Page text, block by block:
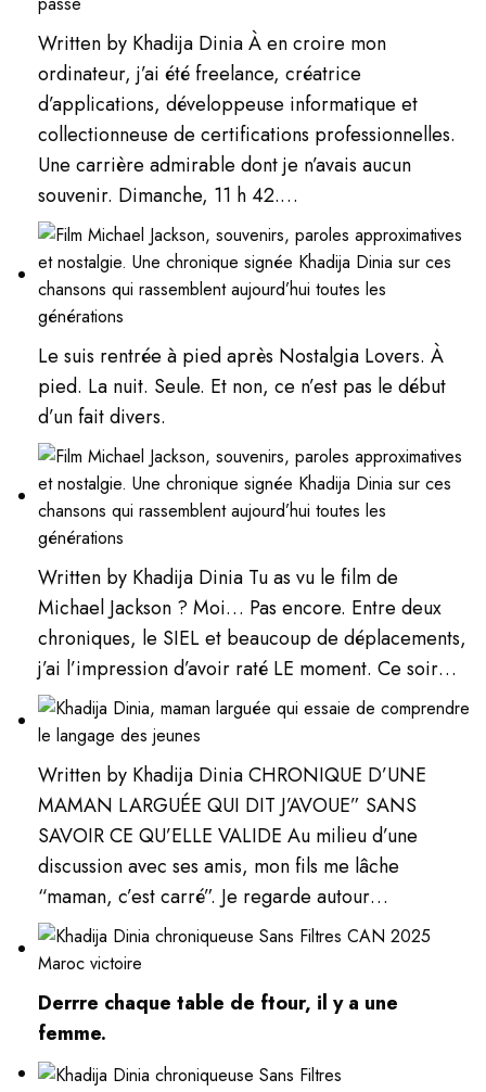
Written by Khadija Dinia À en croire mon
ordinateur, j’ai été freelance, créatrice
d’applications, développeuse informatique et
collectionneuse de certifications professionnelles.
Une carrière admirable dont je n’avais aucun
souvenir. Dimanche, 11 h 42.…
Le suis rentrée à pied après Nostalgia Lovers. À
pied. La nuit. Seule. Et non, ce n’est pas le début
d’un fait divers.
Written by Khadija Dinia Tu as vu le film de
Michael Jackson ? Moi… Pas encore. Entre deux
chroniques, le SIEL et beaucoup de déplacements,
j’ai l’impression d’avoir raté LE moment. Ce soir…
Written by Khadija Dinia CHRONIQUE D’UNE
MAMAN LARGUÉE QUI DIT J’AVOUE” SANS
SAVOIR CE QU’ELLE VALIDE Au milieu d’une
discussion avec ses amis, mon fils me lâche
“maman, c’est carré”. Je regarde autour…
Derrre chaque table de ftour, il y a une
femme.